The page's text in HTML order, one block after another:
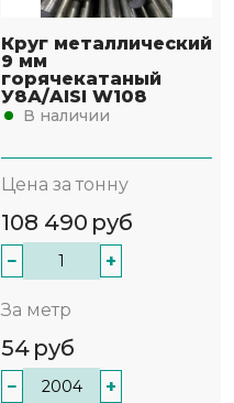
Круг металлический
9 мм
горячекатаный
У8А/AISI W108
В наличии
Цена за тонну
108 490 руб
− +
За метр
54 руб
− +